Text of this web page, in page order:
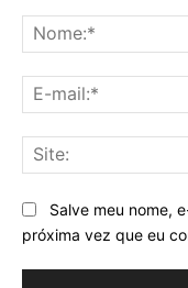
Salve meu nome,
próxima vez que eu